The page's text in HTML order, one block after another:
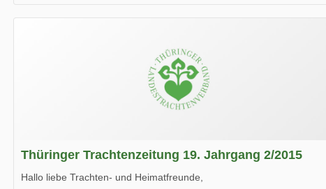
Wir wünschen Euch viel Spaß beim Lesen.
Thüringer Trachtenzeitung 19. Jahrgang 2/2015
Hallo liebe Trachten- und Heimatfreunde,